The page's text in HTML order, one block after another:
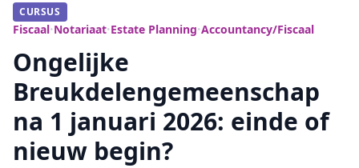
CURSUS
Fiscaal•Notariaat•Estate Planning•Accountancy/Fiscaal
Ongelijke
Breukdelengemeenschap
na 1 januari 2026: einde of
nieuw begin?